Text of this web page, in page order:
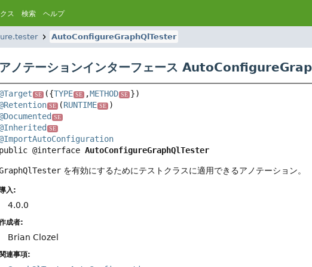
ス 検索 ヘルプ
AutoConfigureGraphQlTester
アノテーションインターフェース
SE ({TYPE SE ,METHOD SE
SE (RUNTIME SE
SE
SE
public @interface AutoConfigureGraphQlTester
を有効にするためにテストクラスに適用できるアノテーション。
入:
4.0.0
成者:
Brian Clozel
関連事項: